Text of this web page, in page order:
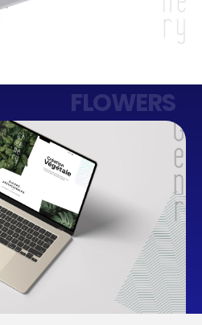
FLOWERS